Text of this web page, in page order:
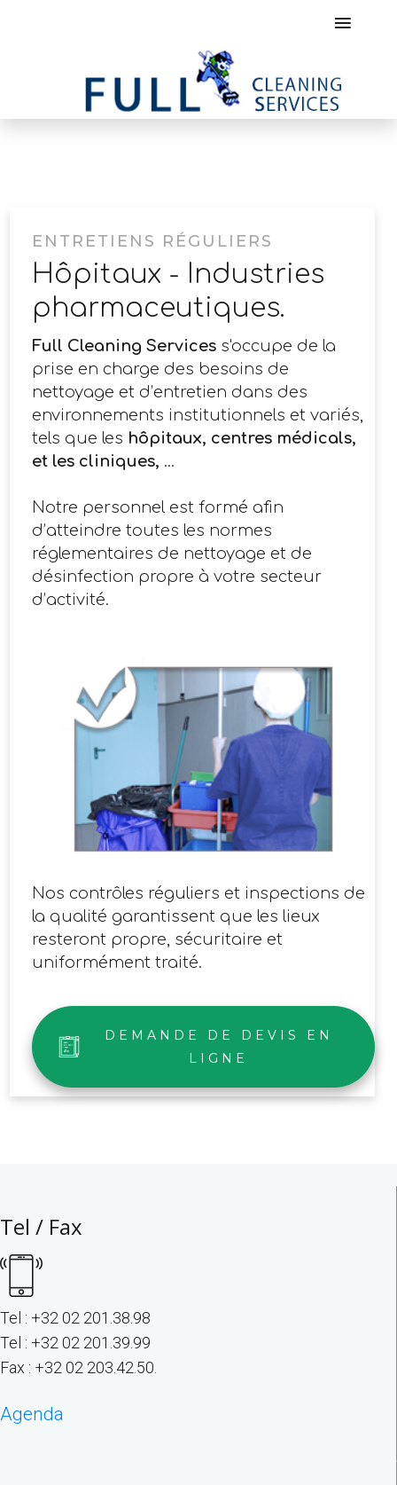
ENTRETIENS RÉGULIERS
Hôpitaux - Industries
pharmaceutiques.
Full Cleaning Services s'occupe de la
prise en charge des besoins de
nettoyage et d’entretien dans des
environnements institutionnels et variés,
tels que les hôpitaux, centres médicals,
et les cliniques, ...
Notre personnel est formé afin
d’atteindre toutes les normes
réglementaires de nettoyage et de
désinfection propre à votre secteur
d’activité.
Nos contrôles réguliers et inspections de
la qualité garantissent que les lieux
resteront propre, sécuritaire et
uniformément traité.
DEMANDE DE DEVIS EN
LIGNE
Tel / Fax
Tel : +32 02 201.38.98
Tel : +32 02 201.39.99
Fax : +32 02 203.42.50.
Agenda